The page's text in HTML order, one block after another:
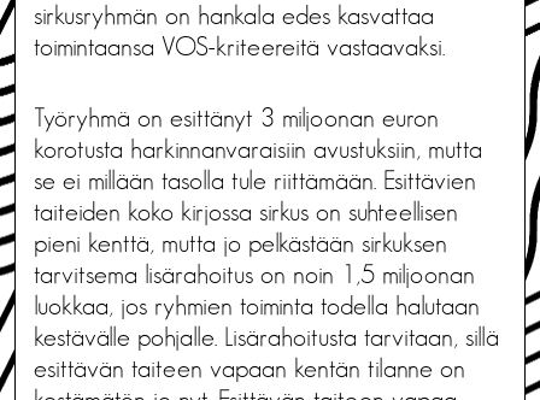
sirkusryhmän on hankala edes kasvattaa
toimintaansa VOS-kriteereitä vastaavaksi.
Työryhmä on esittänyt 3 miljoonan euron
korotusta harkinnanvaraisiin avustuksiin, mutta
se ei millään tasolla tule riittämään. Esittävien
taiteiden koko kirjossa sirkus on suhteellisen
pieni kenttä, mutta jo pelkästään sirkuksen
tarvitsema lisärahoitus on noin 1,5 miljoonan
luokkaa, jos ryhmien toiminta todella halutaan
kestävälle pohjalle. Lisärahoitusta tarvitaan, sillä
esittävän taiteen vapaan kentän tilanne on